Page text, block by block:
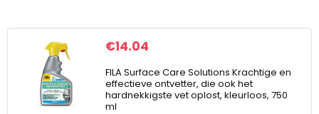
€14.04
FILA Surface Care Solutions Krachtige en
effectieve ontvetter, die ook het
hardnekkigste vet oplost, kleurloos, 750
ml